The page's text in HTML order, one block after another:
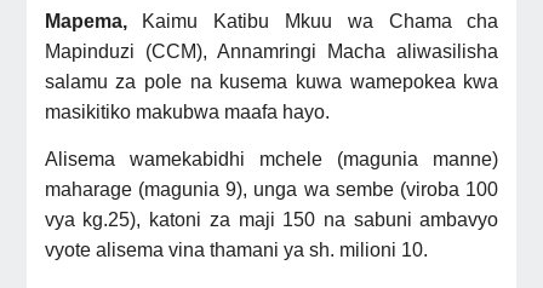
Mapema,Kaimu Katibu Mkuu wa Chama cha
Mapinduzi (CCM), Annamringi Macha aliwasilisha
salamu za pole na kusema kuwa wamepokea kwa
masikitiko makubwa maafa hayo.
Alisema wamekabidhi mchele (magunia manne)
maharage (magunia 9), unga wa sembe (viroba 100
vya kg.25), katoni za maji 150 na sabuni ambavyo
vyote alisema vina thamani ya sh. milioni 10.